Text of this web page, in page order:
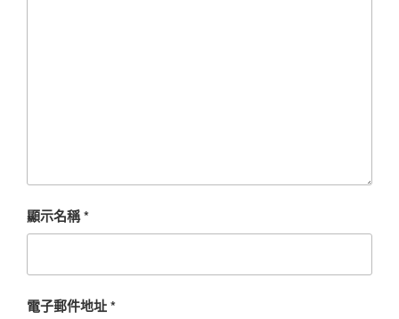
顯示名稱*
電子郵件地址*